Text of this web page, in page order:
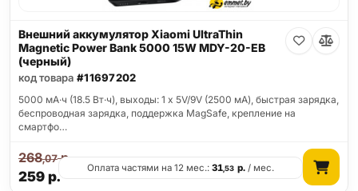
Внешний аккумулятор Xiaomi UltraThin
Magnetic Power Bank 5000 15W MDY-20-EB
(черный)
код товара #11697202
5000 мА·ч (18.5 Вт·ч), выходы: 1 x 5V/9V (2500 мА), быстрая зарядка,
беспроводная зарядка, поддержка MagSafe, крепление на
смартфо…
259р.
268,07р.
Оплата частями на 12 мес.:31,53 р./ мес.